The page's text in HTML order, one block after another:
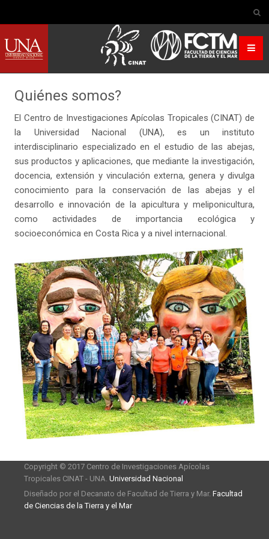
Quiénes somos?
El Centro de Investigaciones Apícolas Tropicales (CINAT) de
la Universidad Nacional (UNA), es un instituto
interdisciplinario especializado en el estudio de las abejas,
sus productos y aplicaciones, que mediante la investigación,
docencia, extensión y vinculación externa, genera y divulga
conocimiento para la conservación de las abejas y el
desarrollo e innovación de la apicultura y meliponicultura,
como actividades de importancia ecológica y
socioeconómica en Costa Rica y a nivel internacional.
Copyright © 2017 Centro de Investigaciones Apícolas
Tropicales CINAT - UNA. Universidad Nacional
Diseñado por el Decanato de Facultad de Tierra y Mar. Facultad
de Ciencias de la Tierra y el Mar